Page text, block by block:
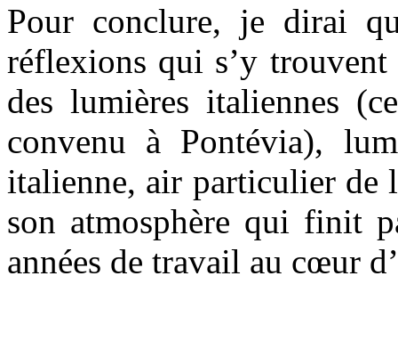
Pour conclure, je dirai
réflexions qui s’y
des lumières italiennes
convenu à Pontévia),
italienne, air particulier de
son atmosphère qui finit
années de travail au cœur